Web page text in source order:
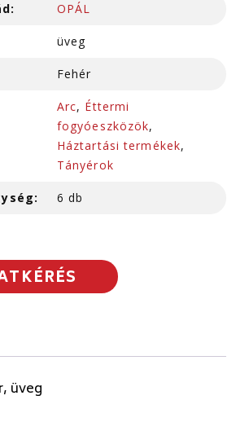
OPÁL
üveg
Fehér
Arc, Éttermi
fogyóeszközök,
Háztartási termékek,
Tányérok
6 db
üveg